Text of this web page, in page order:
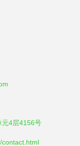
元4层4156号
contact.html